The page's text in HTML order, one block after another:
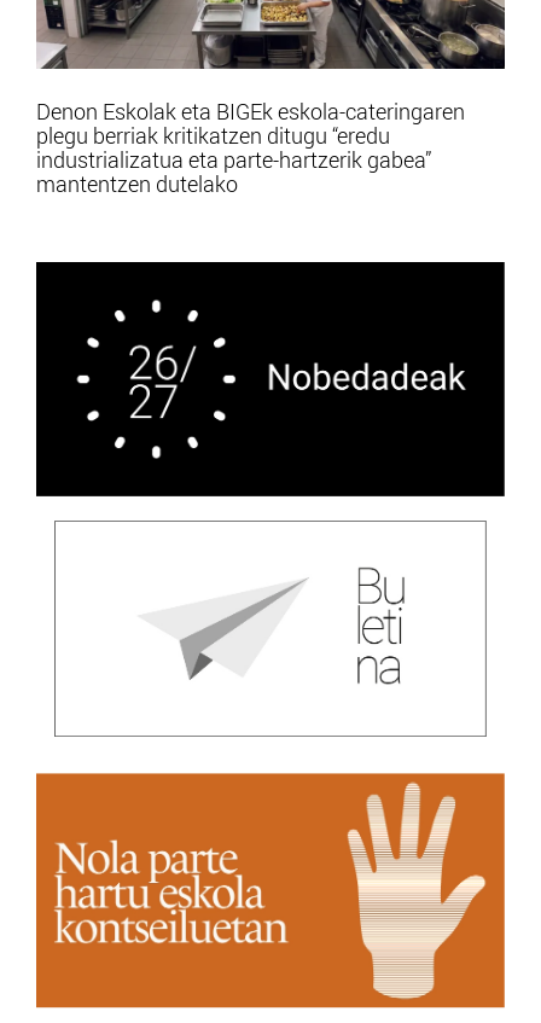
Denon Eskolak eta BIGEk eskola-cateringaren
plegu berriak kritikatzen ditugu “eredu
industrializatua eta parte-hartzerik gabea”
mantentzen dutelako